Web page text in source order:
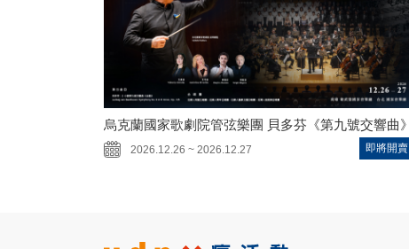
烏克蘭國家歌劇院管弦樂團 貝多芬《第九號交響曲》
2026.12.26 ~ 2026.12.27 即將開賣